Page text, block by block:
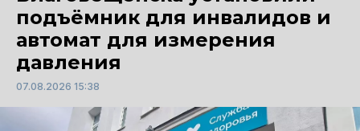
подъёмник для инвалидов и
автомат для измерения
давления
07.08.2026 15:38